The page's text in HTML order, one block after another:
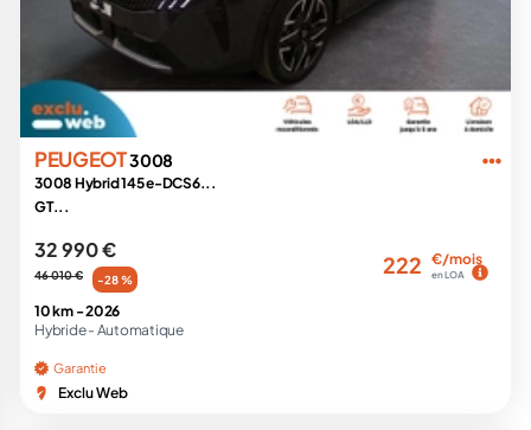
PEUGEOT3008
3008 Hybrid 145 e-DCS6...
GT...
32 990 €
46 010 € -28 %
222 €/mois
en LOA
10 km -2026
Hybride - Automatique
Garantie
Exclu Web